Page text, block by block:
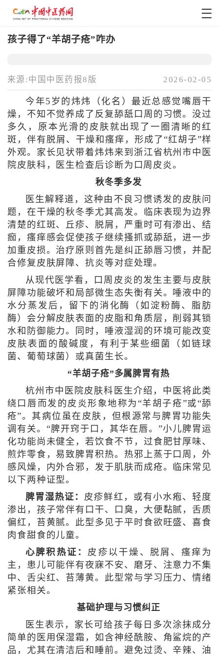
孩子得了“羊胡子疮”咋办
来源:中国中医药报8版 2026-02-05
今年5岁的炜炜（化名）最近总感觉嘴唇干
燥，不知不觉养成了反复舔舐口周的习惯。没过
多久，原本光滑的皮肤就出现了一圈清晰的红
斑，伴有脱屑、干燥和瘙痒，形成了“红胡子”样
外观。家长见状带着炜炜来到浙江省杭州市中医
院皮肤科，医生检查后诊断为口周皮炎。
秋冬季多发
医生解释道，这种由不良习惯诱发的皮肤问
题，在干燥的秋冬季尤其高发。临床表现为边界
清楚的红斑、丘疹、脱屑，严重时可有渗出、结
痂，瘙痒感会促使孩子继续搔抓或舔舐，进一步
加重皮损。治疗原则首先是纠正舔唇习惯，并配
合修复皮肤屏障、抗炎等对症处理。
从现代医学看，口周皮炎的发生主要与皮肤
屏障功能破坏和局部微生态失衡有关。唾液中的
水分蒸发后，留下的消化酶（如淀粉酶、脂肪
酶）会分解皮肤表面的皮脂和角质层，削弱其锁
水和防御能力。同时，唾液湿润的环境可能改变
皮肤表面的酸碱度，有利于某些细菌（如链球
菌、葡萄球菌）或真菌生长。
“羊胡子疮”多属脾胃有热
杭州市中医院皮肤科医生介绍，中医将此类
绕口唇而发的皮炎形象地称为“羊胡子疮”或“舔
疮”。其病位虽在皮肤，但根源常与脾胃功能失
调有关。“脾开窍于口，其华在唇。”小儿脾胃运
化功能尚未健全，若饮食不节，过食肥甘厚味、
煎炸零食，易致脾胃积热。热邪上蒸于口周，外
感风燥，内外合邪，发于肌肤而成疮。临床常见
以下两种证型。
脾胃湿热证： 皮疹鲜红，或有小水疱、轻度
渗出，孩子常伴有口干、口臭，大便黏腻，舌质
偏红，苔黄腻。此型多见于平时食欲旺盛、喜食
肉食甜食的儿童。
心脾积热证： 皮疹以干燥、脱屑、瘙痒为
主，患儿可能伴有夜寐不安、磨牙、注意力不集
中、舌尖红、苔薄黄。此型常与学习压力、情绪
紧张相关。
基础护理与习惯纠正
医生表示，家长可给孩子每日多次涂抹成分
简单的医用保湿霜，如含神经酰胺、角鲨烷的产
品，尤其在清洁后和睡前。避免过烫、辛辣、油